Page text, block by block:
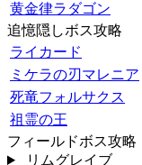
黄金律ラダゴン
追憶隠しボス攻略
ライカード
ミケラの刃マレニア
死竜フォルサクス
祖霊の王
フィールドボス攻略
リムグレイブ